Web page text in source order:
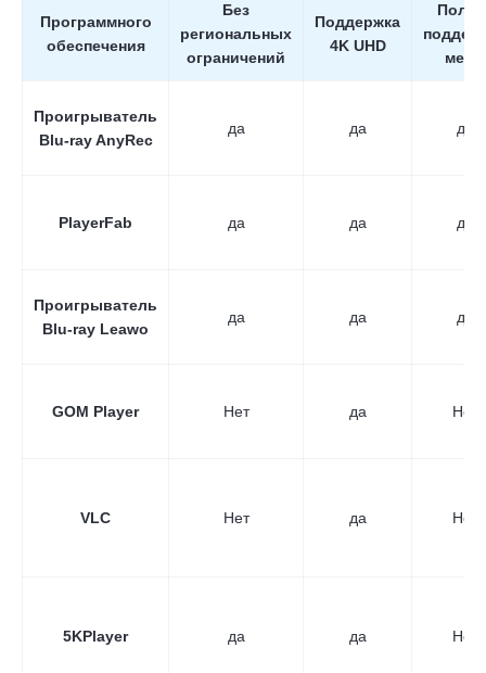
Программного
обеспечения
Без
региональных
ограничений
Поддержка
4K UHD
меню
Проигрыватель
Blu-ray AnyRec
да да да
PlayerFab да да да
Проигрыватель
Blu-ray Leawo
да да да
GOM Player Нет да Нет
VLC Нет да Нет
5KPlayer да да Нет